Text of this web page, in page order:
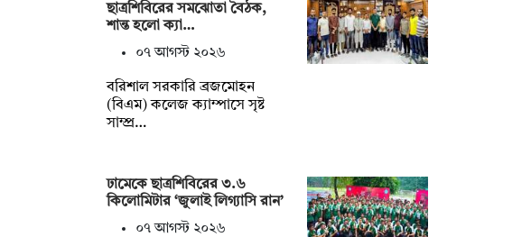
ছাত্রশিবিরের সমঝোতা বৈঠক,
শান্ত হলো ক্যা…
০৭ আগস্ট ২০২৬
বরিশাল সরকারি ব্রজমোহন
(বিএম) কলেজ ক্যাম্পাসে সৃষ্ট
সাম্প্র…
ঢামেকে ছাত্রশিবিরের ৩.৬
কিলোমিটার ‘জুলাই লিগ্যাসি রান’
০৭ আগস্ট ২০২৬